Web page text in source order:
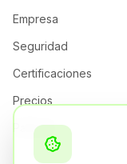
Empresa
Seguridad
Certificaciones
Precios
Partners